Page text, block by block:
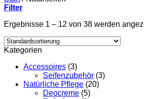
Filter
Ergebnisse 1 – 12 von 38 werden
Kategorien
Accessoires (3)
Seifenzubehör (3)
Natürliche Pflege (20)
Deocreme (5)